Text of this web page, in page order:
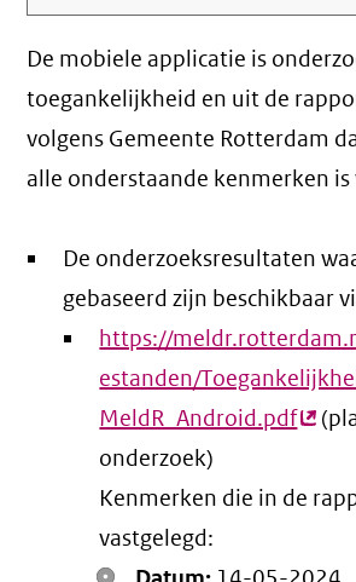
De mobiele applicatie is
toegankelijkheid en uit de
volgens Gemeente Rotterdam
alle onderstaande kenmerken is
De onderzoeksresultaten
gebaseerd zijn beschikbaar
https://
estanden/
MeldR_Android.pdf
onderzoek)
Kenmerken die in de
vastgelegd: